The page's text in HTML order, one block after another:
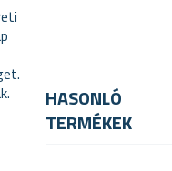
HASONLÓ
TERMÉKEK